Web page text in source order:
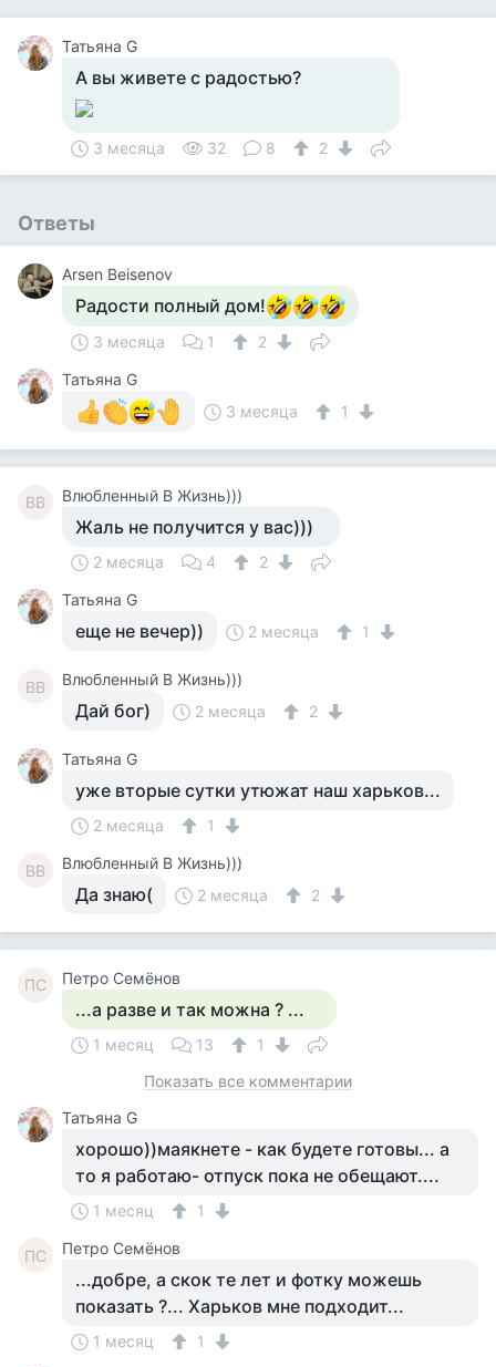
Татьяна G
А вы живете с радостью?
3 месяца 32 8 2
Ответы
Arsen Beisenov
Радости полный дом!
3 месяца 1
2
Татьяна G
3 месяца
1
ВВ Влюбленный В Жизнь)))
Жаль не получится у вас)))
2 месяца 4
2
Татьяна G
еще не вечер)) 2 месяца 1
ВВ Влюбленный В Жизнь)))
Дай бог) 2 месяца 2
Татьяна G
уже вторые сутки утюжат наш харьков...
2 месяца 1
ВВ Влюбленный В Жизнь)))
Да знаю( 2 месяца 2
ПС Петро Семёнов
...а разве и так можна ? ...
1 месяц 13
1
Показать все комментарии
Татьяна G
хорошо))маякнете - как будете готовы... а
то я работаю- отпуск пока не обещают....
1 месяц 1
ПС Петро Семёнов
...добре, а скок те лет и фотку можешь
показать ?... Харьков мне подходит...
1 месяц
1